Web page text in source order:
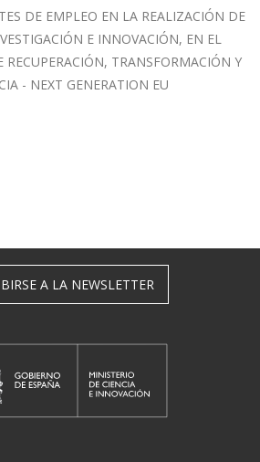
DE EMPLEO EN LA REALIZACIÓN DE
E INNOVACIÓN, EN EL
TRANSFORMACIÓN Y
- NEXT GENERATION EU
A LA NEWSLETTER